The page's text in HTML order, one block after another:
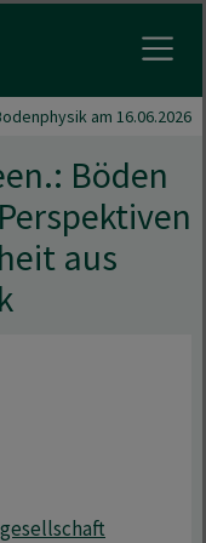
am 16.06.2026
Böden
aus